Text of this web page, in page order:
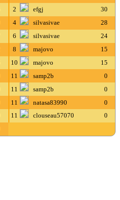
2 efgj
30
4 silvasivae
28
6 silvasivae
24
8 majovo
15
10 majovo
15
11 samp2b
0
11 samp2b
0
11 natasa83990
0
11 clouseau57070
0